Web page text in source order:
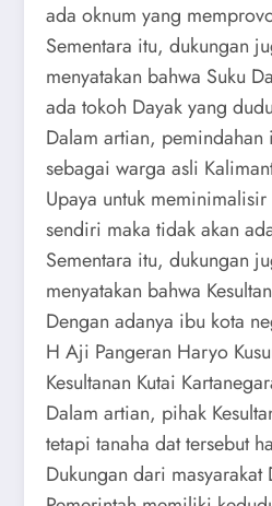
ada oknum yang
Sementara itu, dukungan
menyatakan bahwa Suku
ada tokoh Dayak yang
Dalam artian, pemindahan
sebagai warga asli
Upaya untuk
sendiri maka tidak akan
Sementara itu, dukungan
menyatakan bahwa
Dengan adanya ibu kota
H Aji Pangeran Haryo
Kesultanan Kutai
Dalam artian, pihak
tetapi tanaha dat tersebut
Dukungan dari